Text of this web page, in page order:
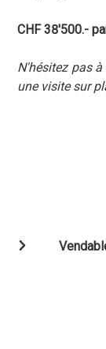
CHF 38'500.-
N'hésitez pas
une visite sur